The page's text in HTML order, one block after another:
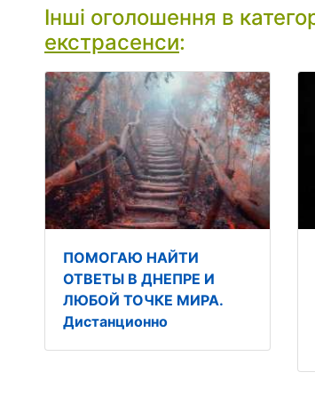
Інші оголошення в
екстрасенси:
ПОМОГАЮ НАЙТИ
ОТВЕТЫ В ДНЕПРЕ И
ЛЮБОЙ ТОЧКЕ МИРА.
Дистанционно